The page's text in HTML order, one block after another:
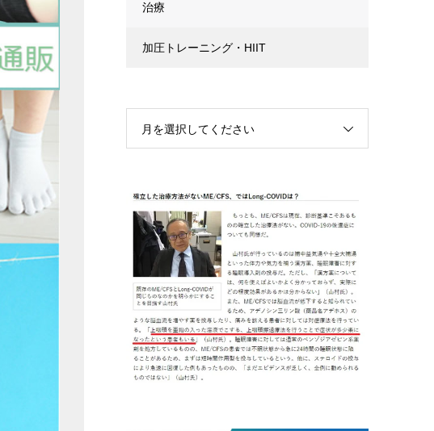
治療
加圧トレーニング・HIIT
月を選択してください